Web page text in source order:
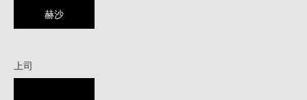
赫沙
上司